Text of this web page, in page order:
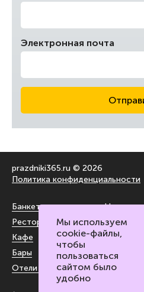
Электронная почта
prazdniki365.ru © 2026
Политика конфиденциальности
Банкетные залы
Рестораны
Кафе
Бары
Отели и лофты
На
За
Блог
Мы используем
cookie-файлы,
чтобы
пользоваться
сайтом было
удобно